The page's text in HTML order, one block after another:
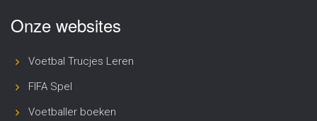
Onze websites
Voetbal Trucjes Leren
FIFA Spel
Voetballer boeken